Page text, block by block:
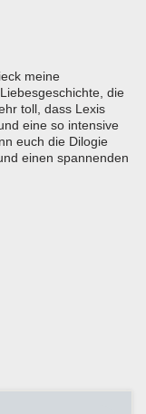
meine
die
toll, dass Lexis
eine so intensive
euch die Dilogie
einen spannenden